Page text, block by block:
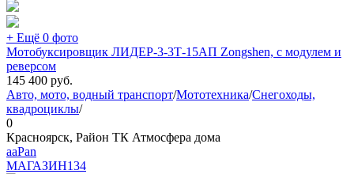
+ Ещё 0 фото
Мотобуксировщик ЛИДЕР-3-3Т-15АП Zongshen, с модулем и
реверсом
145 400 руб.
Авто, мото, водный транспорт/Мототехника/Снегоходы,
квадроциклы/
0
Красноярск, Район ТК Атмосфера дома
aaPan
МАГАЗИН134